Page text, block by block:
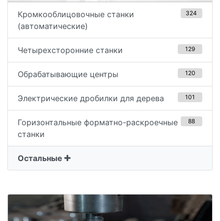
Кромкооблицовочные станки
(автоматические)
324
Четырехсторонние станки 129
Обрабатывающие центры 120
Электрические дробилки для дерева 101
Горизонтальные форматно-раскроечные
станки
88
Остальные